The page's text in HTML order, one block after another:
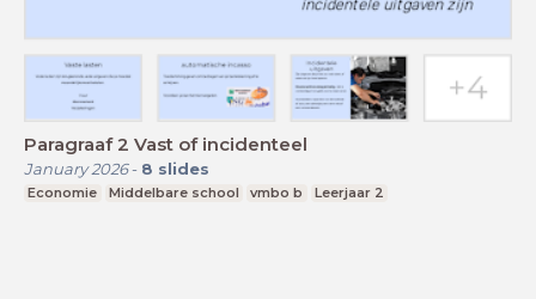
Paragraaf 2 Vast of incidenteel
January 2026- 8 slides
Economie Middelbare school vmbo b Leerjaar 2